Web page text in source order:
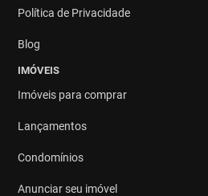
Política de Privacidade
Blog
IMÓVEIS
Imóveis para comprar
Lançamentos
Condomínios
Anunciar seu imóvel